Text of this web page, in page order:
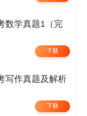
下载
下载